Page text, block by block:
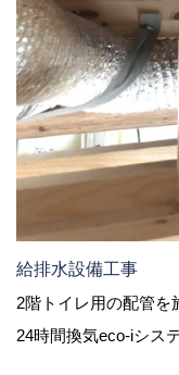
給排水設備工事
2階トイレ用の配管を
24時間換気eco-iシス